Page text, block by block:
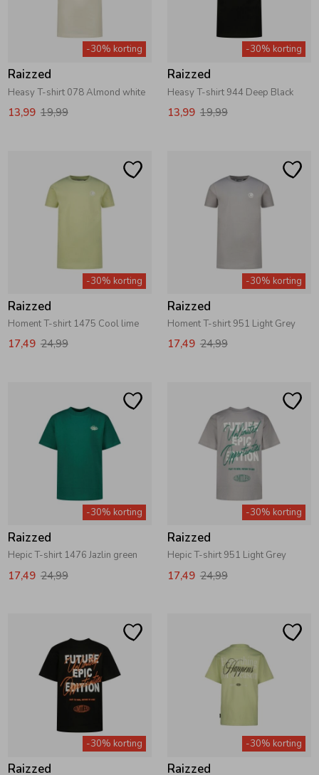
-30% korting
Raizzed
Heasy T-shirt 078 Almond white
13,99 19,99
-30% korting
Raizzed
Heasy T-shirt 944 Deep Black
13,99 19,99
-30% korting
Raizzed
Homent T-shirt 1475 Cool lime
17,49 24,99
-30% korting
Raizzed
Homent T-shirt 951 Light Grey
17,49 24,99
-30% korting
Raizzed
Hepic T-shirt 1476 Jazlin green
17,49 24,99
-30% korting
Raizzed
Hepic T-shirt 951 Light Grey
17,49 24,99
-30% korting
Raizzed
-30% korting
Raizzed